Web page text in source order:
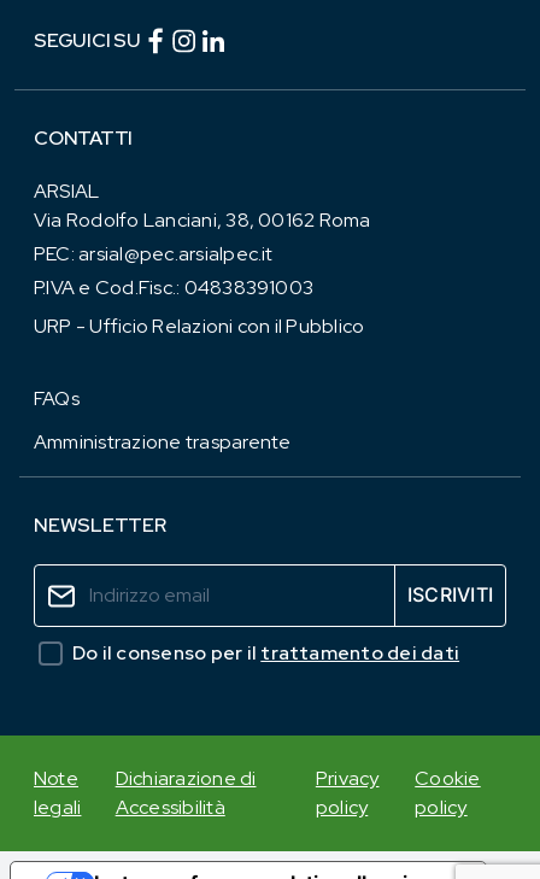
SEGUICI SU Facebook (link esterno)
Instagram (link esterno)
CONTATTI
ARSIAL
Via Rodolfo Lanciani, 38, 00162 Roma
PEC:arsial@pec.arsialpec.it
P.IVA e Cod.Fisc.: 04838391003
URP - Ufficio Relazioni con il Pubblico
FAQs
Amministrazione trasparente
NEWSLETTER
Do il consenso per il trattamento dei dati
Note
legali
Dichiarazione di
Accessibilità
Privacy
policy
Cookie
policy